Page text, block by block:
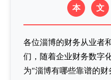
本 文
各位淄博的财务从业者
们，随着企业财务数字
为"淄博有哪些靠谱的